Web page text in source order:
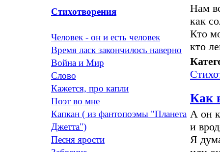
Стихотворения
Человек - он и есть человек
Время ласк закончилось наверно
Война и Мир
Слово
Кажется, про капли
Поэт во мне
Капкан ( из фантопоэмы "Планета
Джетта")
Песня ярости
Нам
как
Кто
кто
Как
А он
и
Я